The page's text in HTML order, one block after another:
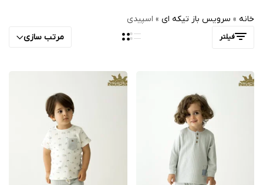
خانه » سرویس باز تیکه ای » اسپیدی
فیلتر مرتب سازی